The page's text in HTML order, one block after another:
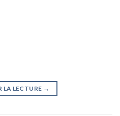
LA LECTURE →